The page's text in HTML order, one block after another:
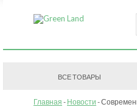
ВСЕ ТОВАРЫ
Главная Новости